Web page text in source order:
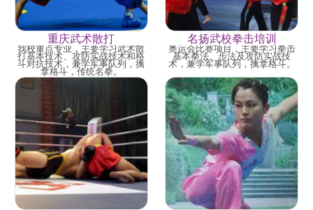
重庆武术散打
我校重点专业，主要学习武术散
打基本技术、攻防实战技术和格
斗对抗技术，兼学军事队列，擒
拿格斗，传统名拳。
名扬武校拳击培训
奥运会比赛项目，主要学习拳击
基本拳法、步法及攻防实战技
术，兼学军事队列，擒拿格斗。